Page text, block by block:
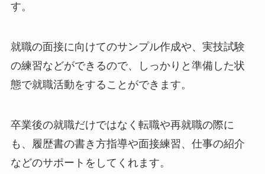
す。
就職の面接に向けてのサンプル作成や、実技試験
の練習などができるので、しっかりと準備した状
態で就職活動をすることができます。
卒業後の就職だけではなく転職や再就職の際に
も、履歴書の書き方指導や面接練習、仕事の紹介
などのサポートをしてくれます。